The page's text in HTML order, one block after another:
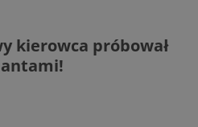
kierowca próbował